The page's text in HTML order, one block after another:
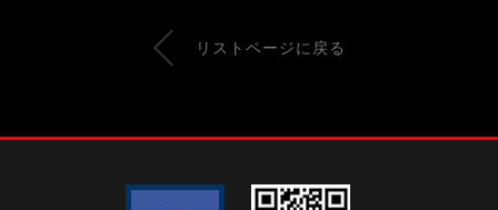
リストページに戻る